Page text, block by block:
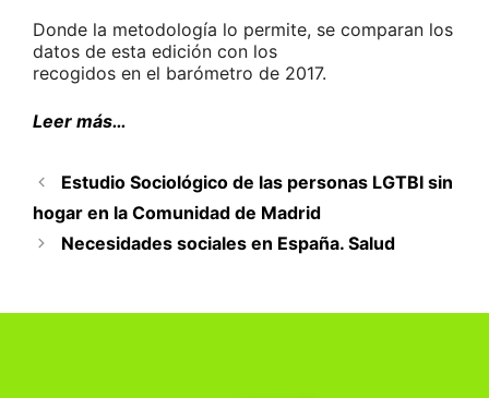
Donde la metodología lo permite, se comparan los
datos de esta edición con los
recogidos en el barómetro de 2017.
Leer más…
Estudio Sociológico de las personas LGTBI sin
hogar en la Comunidad de Madrid
Necesidades sociales en España. Salud